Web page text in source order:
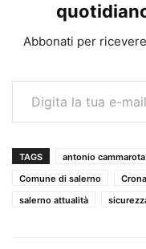
Abbonati per
Digita la tua e-mail...
TAGS antonio cammarota
Comune di salerno
salerno attualità